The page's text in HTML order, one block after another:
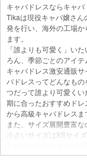
キャバドレスならキャ
Tikaは現役キャバ嬢さ
発を行い、海外の工場
ます。
「誰よりも可愛く」い
ろん、季節ごとのアイ
キャバドレス激安通販
バドレスってどんなも
つだって誰より可愛く
期に合ったおすすめド
から高級キャバドレスま
また、サイズ展開豊富な
小さいサイズはXSサイ
たにぴったりのサイズ